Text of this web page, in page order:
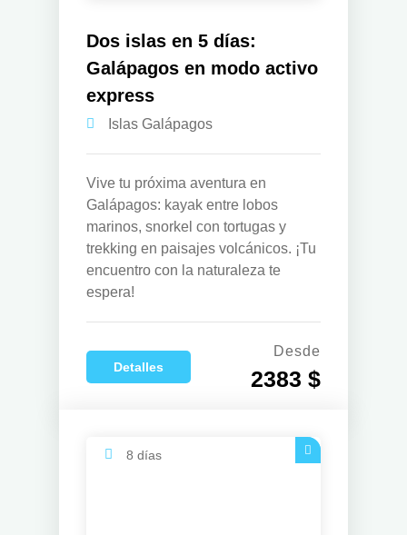
Dos islas en 5 días:
Galápagos en modo activo
express
Islas Galápagos
Vive tu próxima aventura en
Galápagos: kayak entre lobos
marinos, snorkel con tortugas y
trekking en paisajes volcánicos. ¡Tu
encuentro con la naturaleza te
espera!
Detalles
Desde
2383 $
8 días